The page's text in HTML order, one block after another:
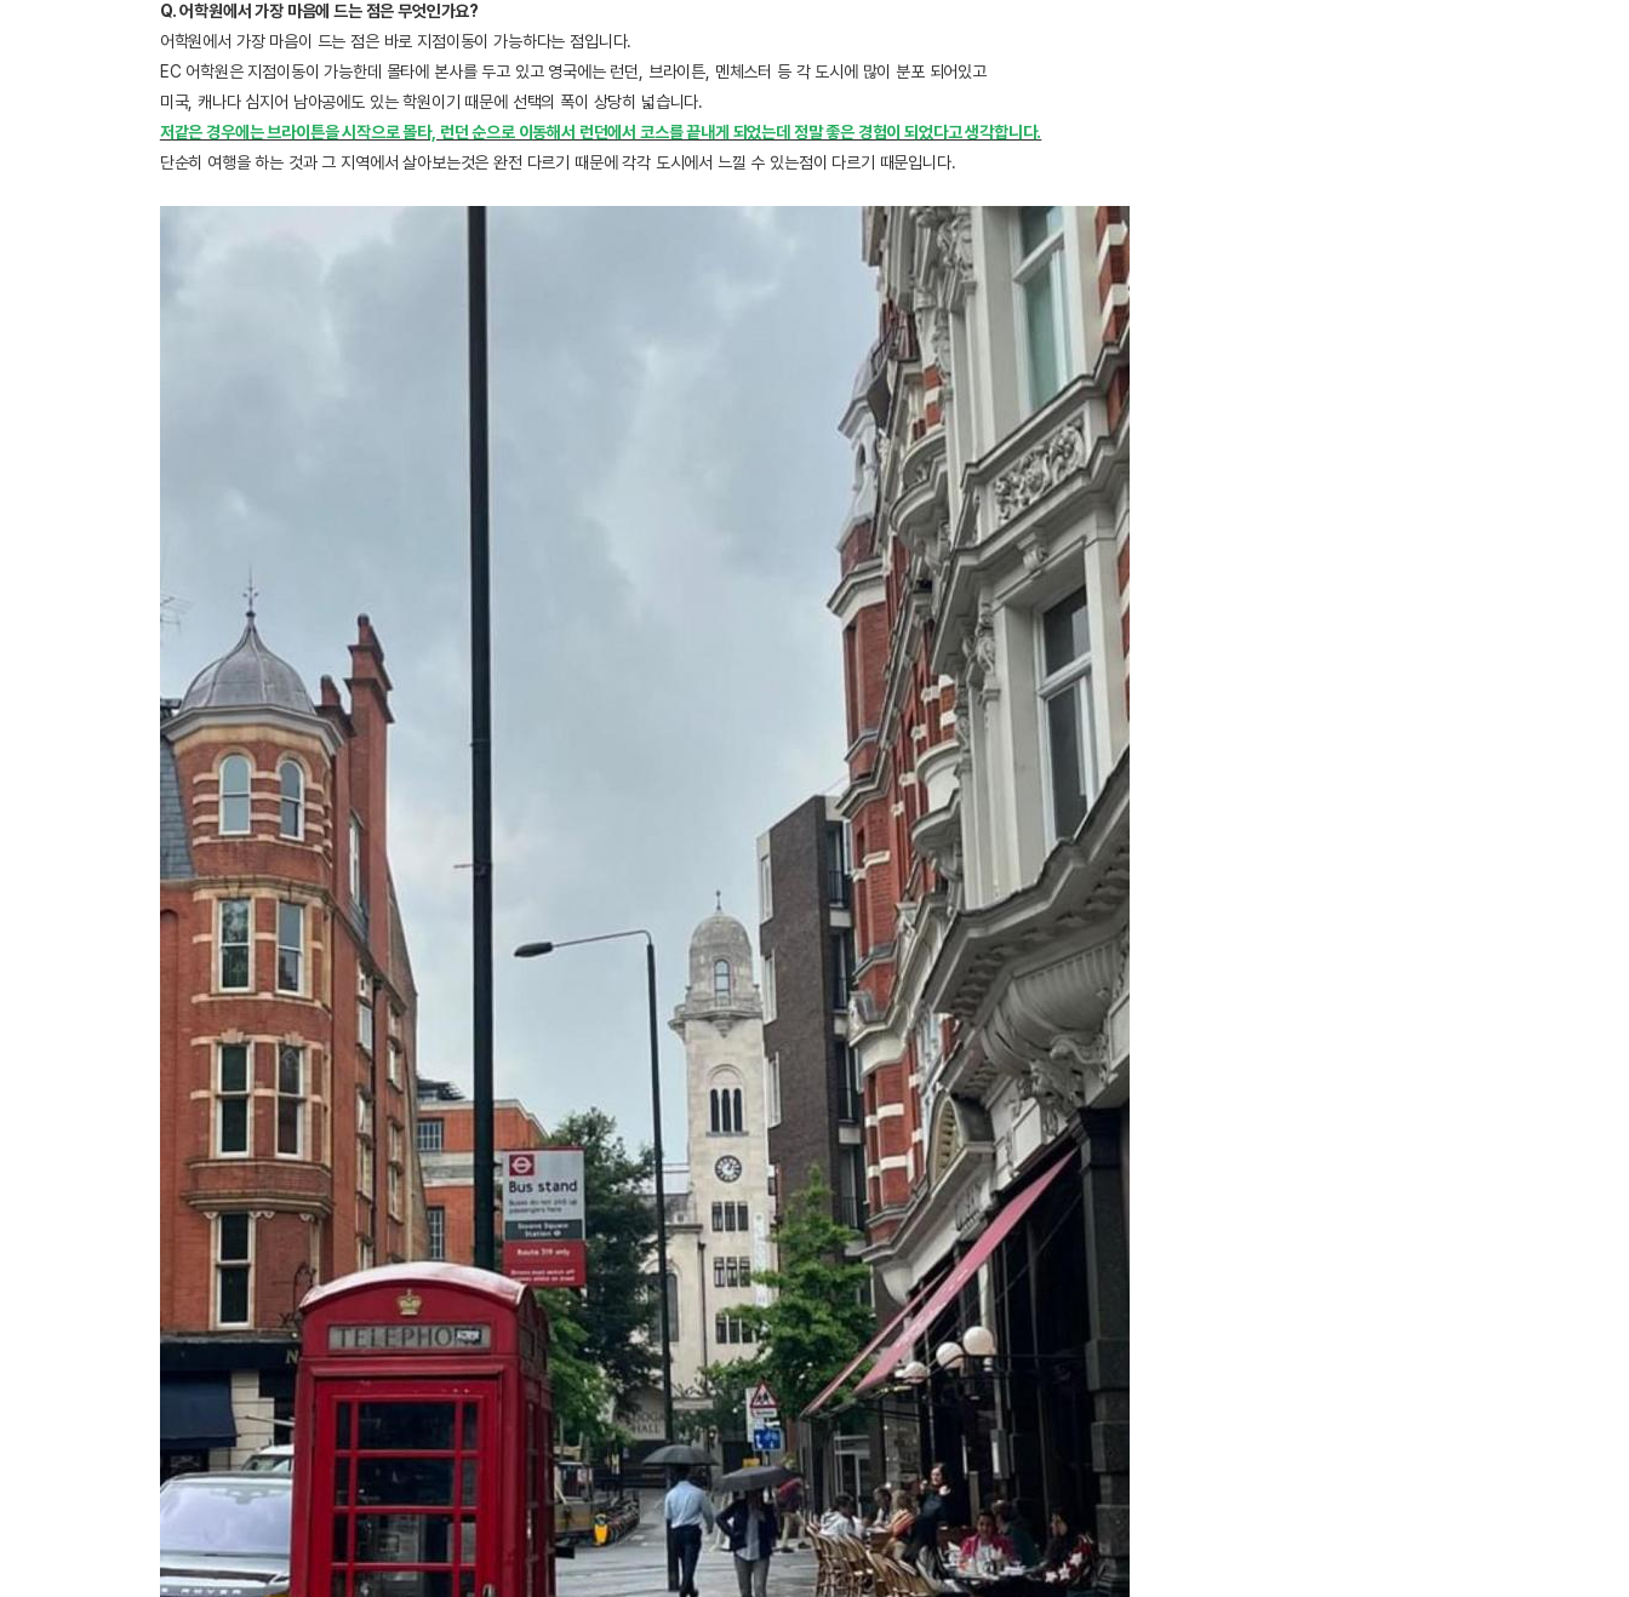
Q. 어학원에서 가장 마음에 드는 점은 무엇인가요?
어학원에서 가장 마음이 드는 점은 바로 지점이동이 가능하다는 점입니다.
EC 어학원은 지점이동이 가능한데 몰타에 본사를 두고 있고 영국에는 런던, 브라이튼, 멘체스터 등 각 도시에 많이 분포 되어있고
미국, 캐나다 심지어 남아공에도 있는 학원이기 때문에 선택의 폭이 상당히 넓습니다.
저같은 경우에는 브라이튼을 시작으로 몰타, 런던 순으로 이동해서 런던에서 코스를 끝내게 되었는데 정말 좋은 경험이 되었다고 생각합니다.
단순히 여행을 하는 것과 그 지역에서 살아보는것은 완전 다르기 때문에 각각 도시에서 느낄 수 있는점이 다르기 때문입니다.